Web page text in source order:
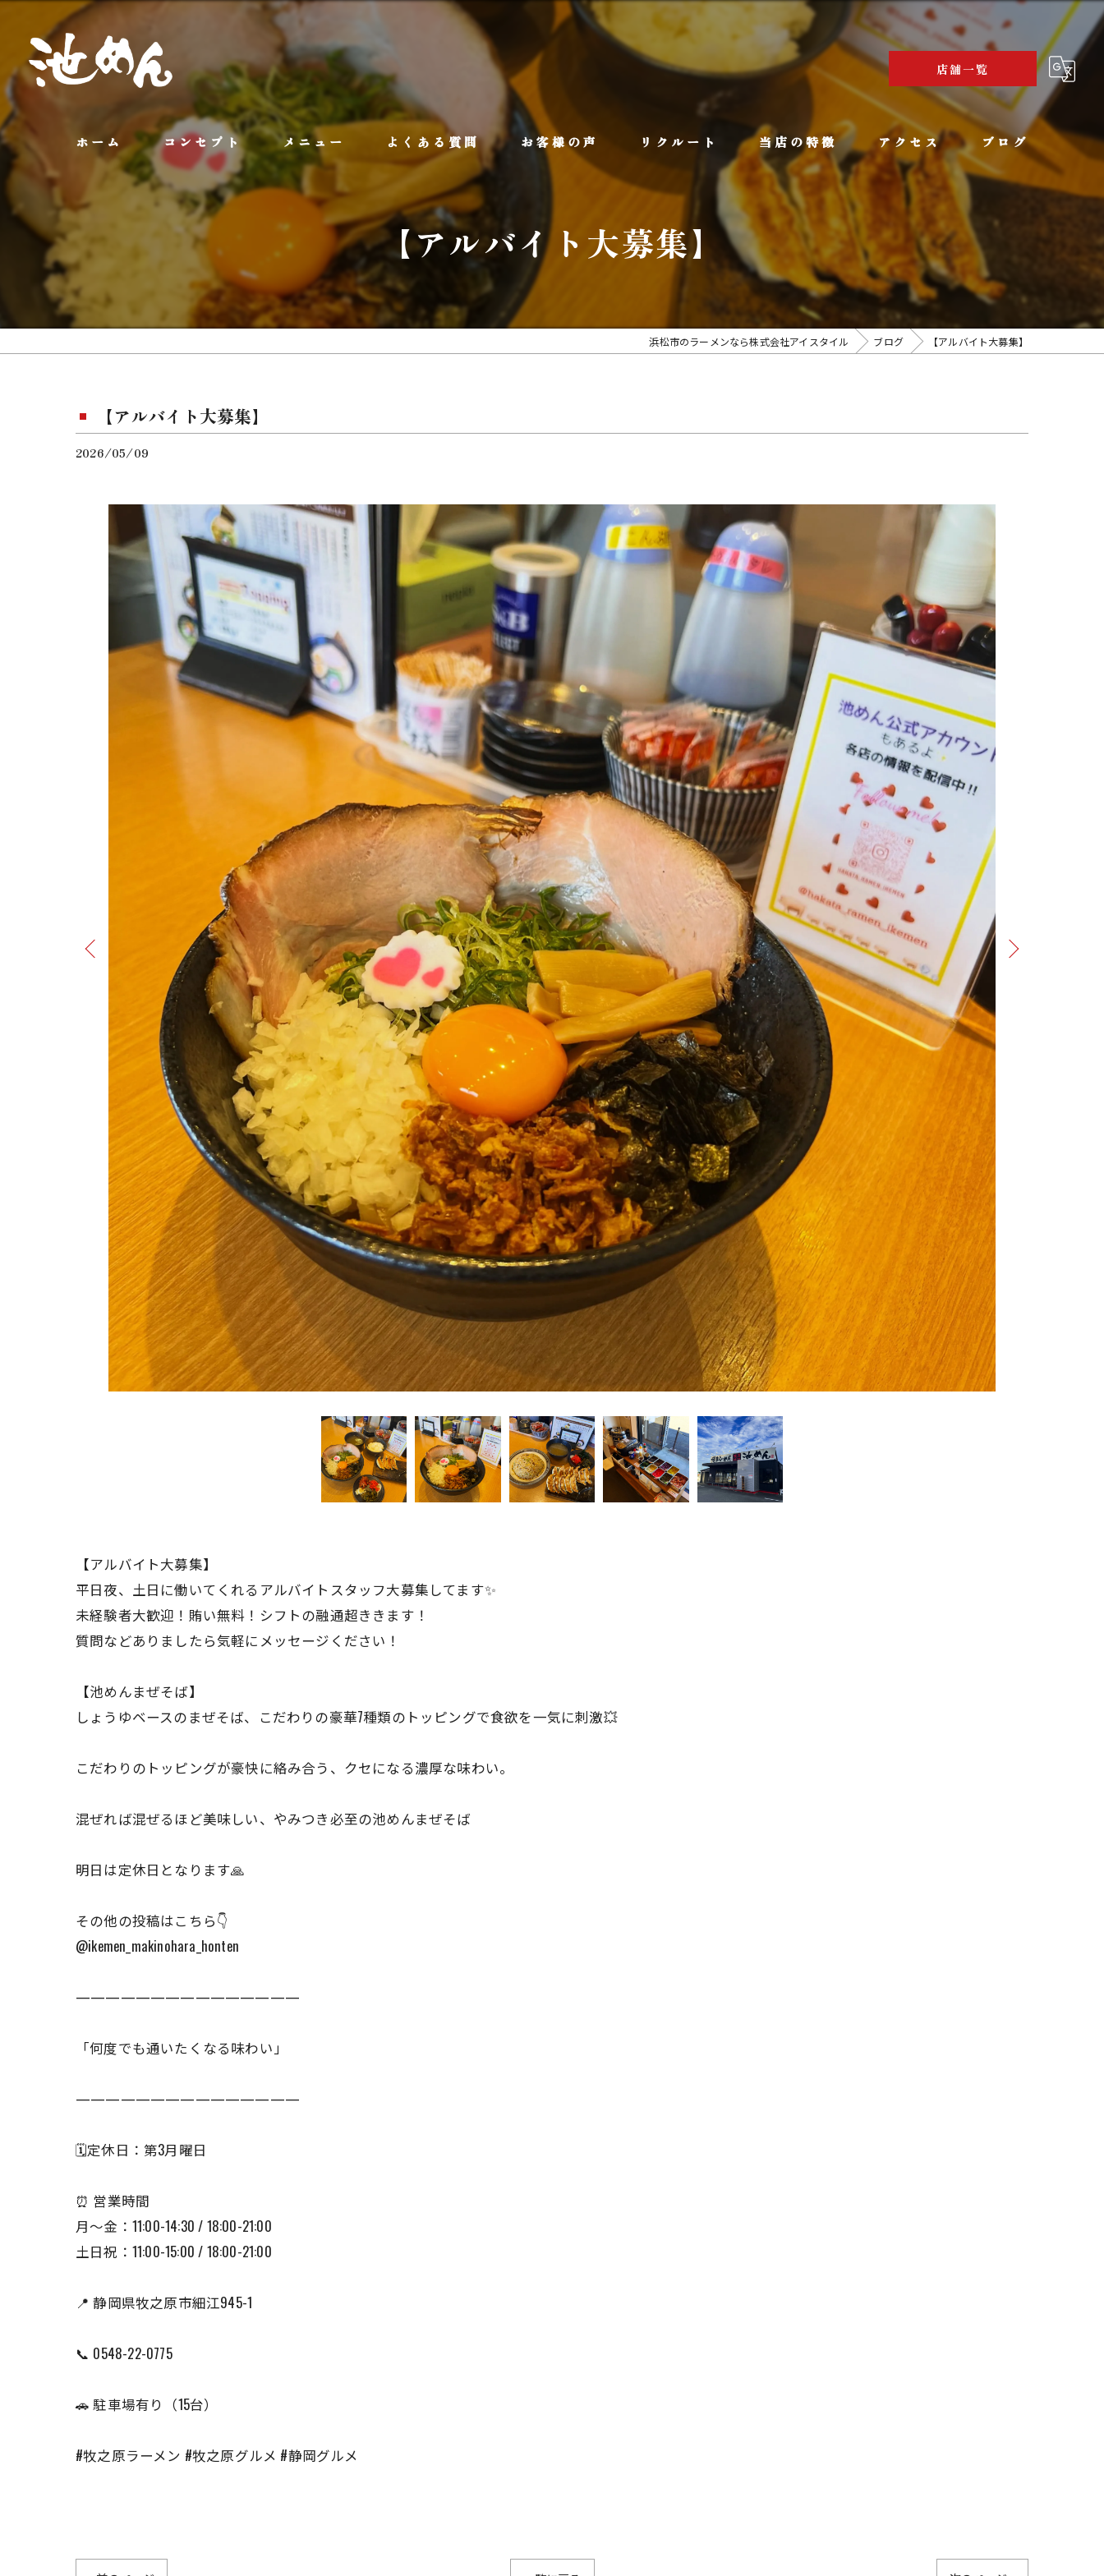
店舗一覧
ホーム コンセプト メニュー よくある質問 お客様の声 リクルート 当店の特徴
まぜそば
豚骨ラーメン
バイキング
家族
こだわり
アクセス
博多ラーメン 池めん 牧之原本店
豚骨ラーメンとまぜそば 池めん 浜松店
豚骨ラーメンとまぜそば 池めん 掛川店
豚骨ラーメンとまぜそば 池めん 岡部店
豚骨ラーメンとまぜそば 池めん 清水町店
ブログ
【アルバイト大募集】
浜松市のラーメンなら株式会社アイスタイル ブログ 【アルバイト大募集】
【アルバイト大募集】
2026/05/09
【アルバイト大募集】
平日夜、土日に働いてくれるアルバイトスタッフ大募集してます✨
未経験者大歓迎！賄い無料！シフトの融通超ききます！
質問などありましたら気軽にメッセージください！
【池めんまぜそば】
しょうゆベースのまぜそば、こだわりの豪華7種類のトッピングで食欲を一気に刺激💥
こだわりのトッピングが豪快に絡み合う、クセになる濃厚な味わい。
混ぜれば混ぜるほど美味しい、やみつき必至の池めんまぜそば
明日は定休日となります🙏
その他の投稿はこちら👇
@ikemen_makinohara_honten
———————————————
「何度でも通いたくなる味わい」
———————————————
🗓️定休日：第3月曜日
⏰ 営業時間
月〜金：11:00-14:30 / 18:00-21:00
土日祝：11:00-15:00 / 18:00-21:00
📍 静岡県牧之原市細江945-1
📞 0548-22-0775
🚗 駐車場有り（15台）
#牧之原ラーメン #牧之原グルメ #静岡グルメ